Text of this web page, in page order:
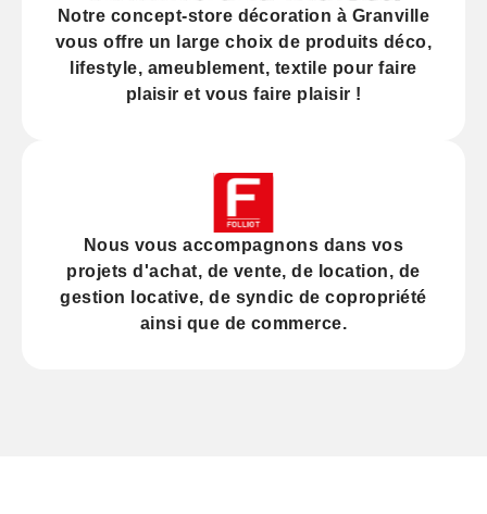
Notre concept-store décoration à Granville
vous offre un large choix de produits déco,
lifestyle, ameublement, textile pour faire
plaisir et vous faire plaisir !
Nous vous accompagnons dans vos
projets d'achat, devente, de location, de
gestion locative, de syndic de copropriété
ainsi que de commerce.